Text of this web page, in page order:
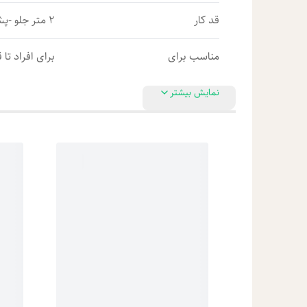
قد کار 2 متر جلو -پشت 2/10
مناسب برای برای افراد تا قد 1/
نمایش بیشتر